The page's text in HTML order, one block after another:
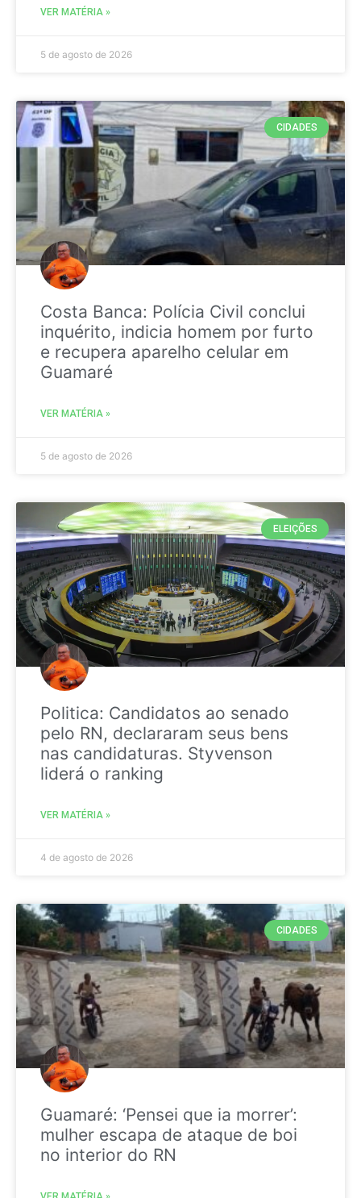
VER MATÉRIA »
5 de agosto de 2026
CIDADES
Costa Banca: Polícia Civil conclui
inquérito, indicia homem por furto
e recupera aparelho celular em
Guamaré
VER MATÉRIA »
5 de agosto de 2026
ELEIÇÕES
Politica: Candidatos ao senado
pelo RN, declararam seus bens
nas candidaturas. Styvenson
liderá o ranking
VER MATÉRIA »
4 de agosto de 2026
CIDADES
Guamaré: ‘Pensei que ia morrer’:
mulher escapa de ataque de boi
no interior do RN